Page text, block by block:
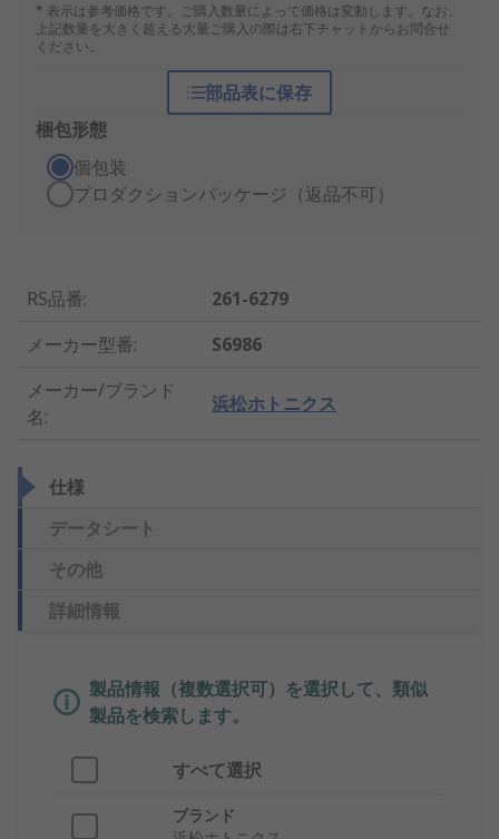
* 表示は参考価格です。ご購入数量によって価格は変動します。なお、
上記数量を大きく超える大量ご購入の際は右下チャットからお問合せ
ください。
部品表に保存
梱包形態
個包装
プロダクションパッケージ（返品不可）
RS品番:
261-6279
メーカー型番:
S6986
メーカー/ブランド
名:
浜松ホトニクス
仕様
データシート
その他
詳細情報
製品情報（複数選択可）を選択して、類似
製品を検索します。
すべて選択
ブランド